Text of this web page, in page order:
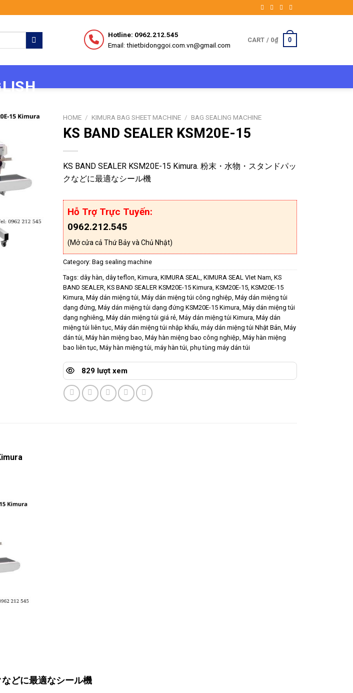
Hotline: 0962.212.545
Email: thietbidonggoi.com.vn@gmail.com
CART / 0₫ 0
HOME / KIMURA BAG SHEET MACHINE / BAG SEALING MACHINE
KS BAND SEALER KSM20E-15
KS BAND SEALER KSM20E-15 Kimura. 粉末・水物・スタンドパッ
クなどに最適なシール機
Hỗ Trợ Trực Tuyến:
0962.212.545
(Mở cửa cả Thứ Bảy và Chủ Nhật)
Category: Bag sealing machine
Tags: dây hàn dây teflon Kimura KIMURA SEAL KIMURA SEAL VIet Nam KS
BAND SEALER KS BAND SEALER KSM20E-15 Kimura KSM20E-15, KSM20E-15
Kimura Máy dán miệng túi, Máy dán miệng túi công nghiệp Máy dán miệng túi
dạng đứng Máy dán miệng túi dạng đứng KSM20E-15 Kimura Máy dán miệng túi
dạng nghiêng Máy dán miệng túi giá rẻ, Máy dán miệng túi Kimura Máy dán
miệng túi liên tục, Máy dán miệng túi nhập khẩu máy dán miệng túi Nhật Bản Máy
dán túi, Máy hàn miệng bao Máy hàn miệng bao công nghiệp Máy hàn miệng
bao liên tục, Máy hàn miệng túi, máy hàn túi, phụ tùng máy dán túi
829 lượt xem
どに最適なシール機